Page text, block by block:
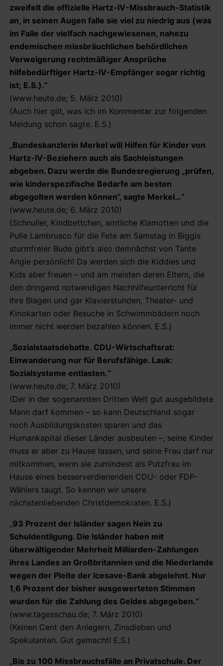
zweifelt die offizielle Hartz-IV-Missbrauch-Statistik
an, in seinen Augen falle sie viel zu niedrig aus (was
im Falle der vielfach nachgewiesenen, nahezu
endemischen missbräuchlichen behördlichen
Verweigerung rechtmäßiger Ansprüche
hilfebedürftiger Hartz-IV-Empfänger sogar richtig
ist; E.S.).“
(www.heute.de; 5. März 2010)
(Auch hier gilt, was ich im Kommentar zur folgenden
Meldung schon sagte. E.S.)
„Bundeskanzlerin Merkel will Hilfen für Kinder von
Hartz-IV-Beziehern auch als Sachleistungen
abgeben. Dazu werde die Bundesregierung „prüfen,
wie kinderspezifische Bedarfe am besten
abgegolten werden können“, sagte Merkel…“
(www.heute.de; 6. März 2010)
(Schnuller, Kindbettchen, amtliche Klamotten und die
Pulle Lambrusco für die Fete am Samstag in Biggis
sturmfreier Bude gibt’s also demnächst von Tante
Angie persönlich! Da werden sich die Kiddies und
Kids aber freuen – und am meisten deren Eltern, die
den dringend notwendigen Nachhilfeunterricht für
ihre Blagen und gar Klavierstunden, Theater- und
Kinokarten oder Besuche in Schwimmbädern noch
immer nicht werden bezahlen können. E.S.)
„Sozialstaatsdebatte. CDU-Wirtschaftsrat:
Einwanderung nur für Berufsfähige. Lauk:
Sozialsysteme entlasten.“
(www.heute.de; 7. März 2010)
(Der in der sogenannten Dritten Welt gut ausgebildete
Mann darf kommen – so kann Deutschland sogar
noch Ausbildungskosten sparen und das
Humankapital dieser Länder ausbeuten –, seine Kinder
muss er aber zu Hause lassen, und seine Frau darf nur
mitkommen, wenn sie zumindest als Putzfrau im
Hause eines besserverdienenden CDU- oder FDP-
Wählers taugt. So kennen wir unsere
nächstenliebenden Christdemokraten. E.S.)
„93 Prozent der Isländer sagen Nein zu
Schuldentilgung. Die Isländer haben mit
überwältigender Mehrheit Milliarden-Zahlungen
ihres Landes an Großbritannien und die Niederlande
wegen der Pleite der Icesave-Bank abgelehnt. Nur
1,6 Prozent der bisher ausgewerteten Stimmen
wurden für die Zahlung des Geldes abgegeben.“
(www.tagesschau.de; 7. März 2010)
(Keinen Cent den Anlegern, Zinsdieben und
Spekulanten. Gut gemacht! E.S.)
„Bis zu 100 Missbrauchsfälle an Privatschule. Der